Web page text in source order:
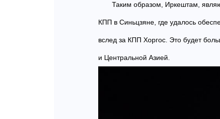
Таким образом, Иркештам,
КПП в Синьцзяне, где удалось
вслед за КПП Хоргос. Это будет
и Центральной Азией.